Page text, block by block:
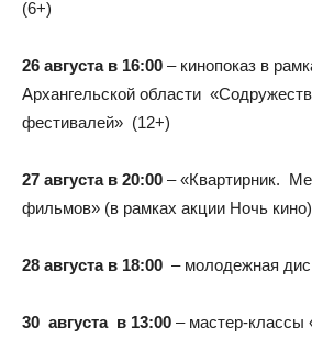
(6+)
26 августа в 16:00 – кинопоказ в
Архангельской области
фестивалей» (12+)
27 августа в 20:00 – «Квартирник.
фильмов» (в рамках акции Ночь
28 августа в 18:00 – молодежная
30 августа в 13:00 – мастер-классы